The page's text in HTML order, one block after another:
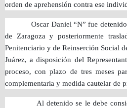
orden de aprehensión contra ese
Oscar Daniel “N” fue detenido
de Zaragoza y posteriormente
Penitenciario y de Reinserción Social
Juárez, a disposición del
proceso, con plazo de tres meses
complementaria y medida cautelar de
Al detenido se le debe